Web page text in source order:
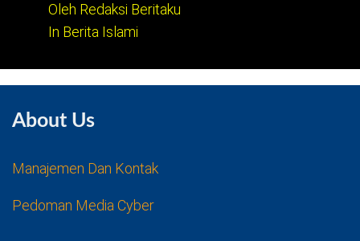
Oleh Redaksi Beritaku
In Berita Islami
About Us
Manajemen Dan Kontak
Pedoman Media Cyber